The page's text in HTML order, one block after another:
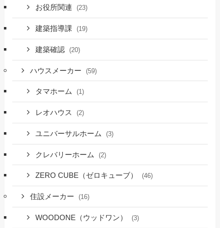
お役所関連 (23)
建築指導課 (19)
建築確認 (20)
ハウスメーカー (59)
タマホーム (1)
レオハウス (2)
ユニバーサルホーム (3)
クレバリーホーム (2)
ZERO CUBE（ゼロキューブ） (46)
住設メーカー (16)
WOODONE（ウッドワン） (3)